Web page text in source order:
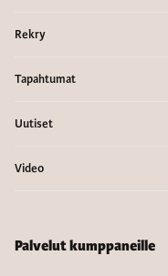
Rekry
Tapahtumat
Uutiset
Video
Palvelut kumppaneille